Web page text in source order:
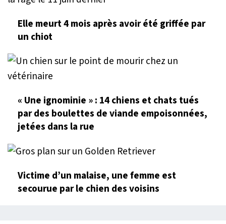
Elle meurt 4 mois après avoir été griffée par
un chiot
« Une ignominie » : 14 chiens et chats tués
par des boulettes de viande empoisonnées,
jetées dans la rue
Victime d’un malaise, une femme est
secourue par le chien des voisins